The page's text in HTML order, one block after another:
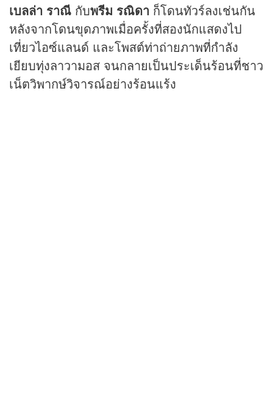
เบลล่า ราณี กับพรีม รณิดา ก็โดนทัวร์ลงเช่นกัน
หลังจากโดนขุดภาพเมื่อครั้งที่สองนักแสดงไป
เที่ยวไอซ์แลนด์ และโพสต์ท่าถ่ายภาพที่กำลัง
เยียบทุ่งลาวามอส จนกลายเป็นประเด็นร้อนที่ชาว
เน็ตวิพากษ์วิจารณ์อย่างร้อนแร้ง